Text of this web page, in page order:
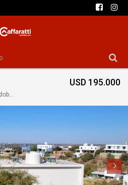
Av. los Alamos 1111, X5000 Córdoba, Argentina
USD 195.000